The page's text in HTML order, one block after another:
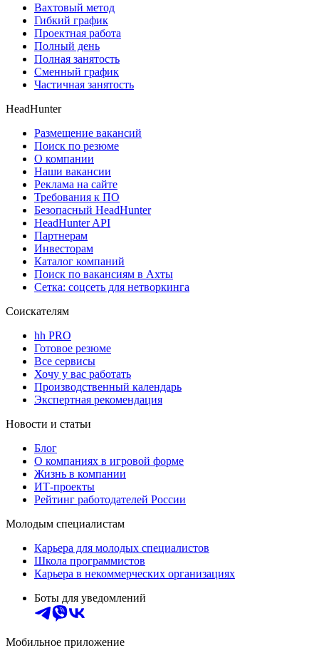
Вахтовый метод
Гибкий график
Проектная работа
Полный день
Полная занятость
Сменный график
Частичная занятость
HeadHunter
Размещение вакансий
Поиск по резюме
О компании
Наши вакансии
Реклама на сайте
Требования к ПО
Безопасный HeadHunter
HeadHunter API
Партнерам
Инвесторам
Каталог компаний
Поиск по вакансиям в Ахты
Сетка: соцсеть для нетворкинга
Соискателям
hh PRO
Готовое резюме
Все сервисы
Хочу у вас работать
Производственный календарь
Экспертная рекомендация
Новости и статьи
Блог
О компаниях в игровой форме
Жизнь в компании
ИТ-проекты
Рейтинг работодателей России
Молодым специалистам
Карьера для молодых специалистов
Школа программистов
Карьера в некоммерческих организациях
Боты для уведомлений
Мобильное приложение